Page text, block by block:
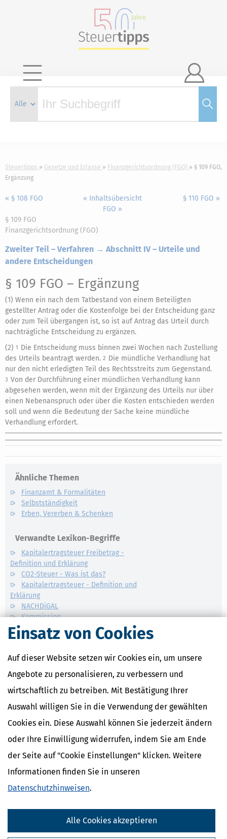
Einsatz von Cookies
Auf dieser Website setzen wir Cookies ein, um unsere
Angebote zu personalisieren, zu verbessern und
wirtschaftlich zu betreiben. Mit Bestätigung Ihrer
Auswahl willigen Sie in die Verwendung der gewählten
Cookies ein. Diese Auswahl können Sie jederzeit ändern
oder Ihre Einwilligung widerrufen, indem Sie am Ende
der Seite auf "Cookie Einstellungen" klicken. Weitere
Informationen finden Sie in unseren
Datenschutzhinweisen.
Alle Cookies akzeptieren

Steuertipps Gesetze und Erlasse Finanzgerichtsordnung (FGO)
§ 109 FGO,
Ergänzung
« § 108 FGO
« Inhaltsübersicht
FGO »
§ 110 FGO »
§ 109 FGO
Finanzgerichtsordnung (FGO)
Zweiter Teil – Verfahren → Abschnitt IV – Urteile und
andere Entscheidungen
§ 109 FGO – Ergänzung
(1) Wenn ein nach dem Tatbestand von einem Beteiligten
gestellter Antrag oder die Kostenfolge bei der Entscheidung ganz
oder zum Teil übergangen ist, so ist auf Antrag das Urteil durch
nachträgliche Entscheidung zu ergänzen.
(2) 1 Die Entscheidung muss binnen zwei Wochen nach Zustellung
des Urteils beantragt werden. 2 Die mündliche Verhandlung hat
nur den nicht erledigten Teil des Rechtsstreits zum Gegenstand.
3 Von der Durchführung einer mündlichen Verhandlung kann
abgesehen werden, wenn mit der Ergänzung des Urteils nur über
einen Nebenanspruch oder über die Kosten entschieden werden
soll und wenn die Bedeutung der Sache keine mündliche
Verhandlung erfordert.
Ähnliche Themen
Finanzamt & Formalitäten
Selbstständigkeit
Erben, Vererben & Schenken
Verwandte Lexikon-Begriffe
Kapitalertragsteuer Freibetrag -
Definition und Erklärung
CO2-Steuer - Was ist das?
Kapitalertragsteuer - Definition und
Erklärung
NACHDiGAL
Kommission
Kostenlose Steuertipps & News
Steuertipps
Steuertipps Selbstständige
Geldtipps